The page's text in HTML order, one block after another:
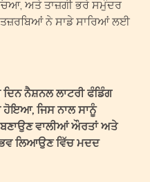
ਅਤੇ ਤਾਜ਼ਗੀ ਭਰੇ ਸਮੁੰਦਰ
ਤਜ਼ਰਬਿਆਂ ਨੇ ਸਾਡੇ ਸਾਰਿਆਂ ਲਈ
ਨੈਸ਼ਨਲ ਲਾਟਰੀ ਫੰਡਿੰਗ
ਜਿਸ ਨਾਲ ਸਾਨੂੰ
ਵਾਲੀਆਂ ਔਰਤਾਂ ਅਤੇ
ਲਿਆਉਣ ਵਿੱਚ ਮਦਦ